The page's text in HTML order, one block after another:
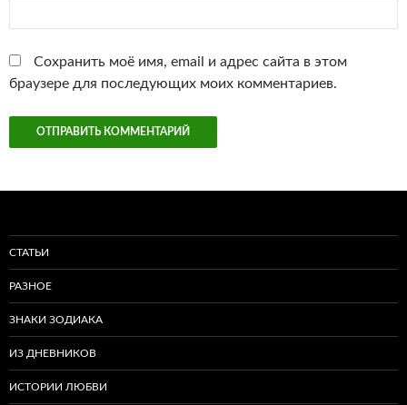
Сохранить моё имя, email и адрес сайта в этом
браузере для последующих моих комментариев.
СТАТЬИ
РАЗНОЕ
ЗНАКИ ЗОДИАКА
ИЗ ДНЕВНИКОВ
ИСТОРИИ ЛЮБВИ